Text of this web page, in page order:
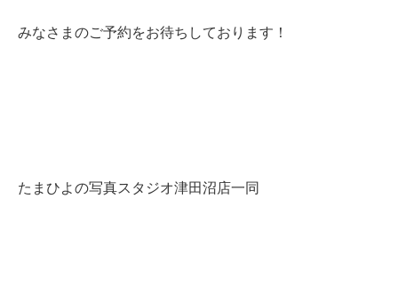
みなさまのご予約をお待ちしております！
たまひよの写真スタジオ津田沼店一同